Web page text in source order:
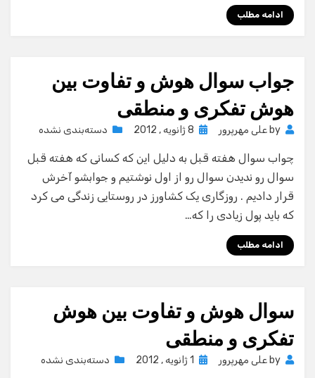
ادامه مطلب
جواب سوال هوش و تفاوت بین
هوش تفکری و منطقی
by علی مهرپرور
Posted
8 ژانویه , 2012 دسته‌بندی نشده
چواب سوال هفته قبل به دلیل این که کسانی که هفته قبل
سوال رو ندیدن سوال رو از اول نوشتیم و جوابشو آخرش
قرار دادیم . روزگاری یک کشاورز در روستایی زندگی می کرد
که باید پول زیادی را که…
ادامه مطلب
سوال هوش و تفاوت بین هوش
تفکری و منطقی
by علی مهرپرور
Posted
1 ژانویه , 2012 دسته‌بندی نشده